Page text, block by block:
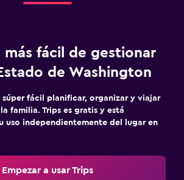
más fácil de gestionar
de Washington
súper fácil planificar, organizar y viajar
familia. Trips es gratis y está
uso independientemente del lugar en
Empezar a usar Trips